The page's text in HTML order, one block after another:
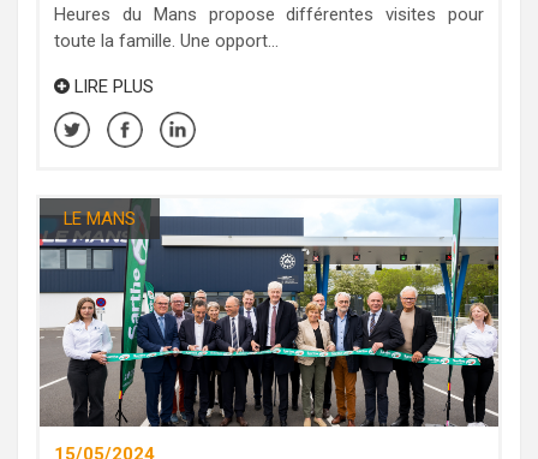
Heures du Mans propose différentes visites pour
toute la famille. Une opport...
LIRE PLUS
LE MANS
15/05/2024